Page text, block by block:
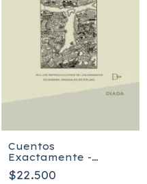
Cuentos
Exactamente -
Rudyard Kipling
$22.500